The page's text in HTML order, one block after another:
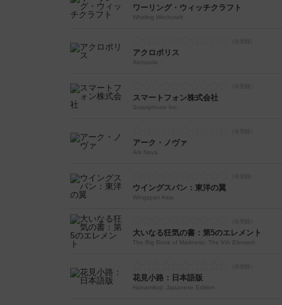
ワーリング・ウィッチクラフト
Whirling Witchcraft
アクロポリス
Akropolis
スマートフォン株式会社
Smartphone Inc.
アーク・ノヴァ
Ark Nova
ウイングスパン：東洋の翼
Wingspan Asia
大いなる狂気の書：第5のエレメント
The Big Book of Madness: The Vth Element
花見小路：日本語版
Hanamikoji: Japanese Edition